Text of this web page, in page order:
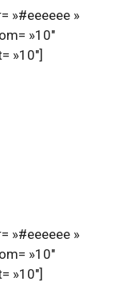
»#eeeeee »
»10″
»10″]
»#eeeeee »
»10″
»10″]